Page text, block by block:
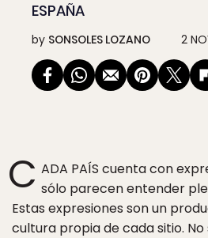
ESPAÑA
by SONSOLES LOZANO 2
C ADA PAÍS cuenta con
sólo parecen entender
Estas expresiones son un
cultura propia de cada sitio.